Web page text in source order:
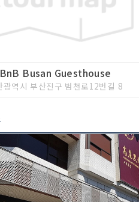
BnB Busan Guesthouse
광역시 부산진구 범천로12번길 8